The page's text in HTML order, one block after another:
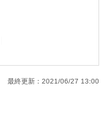
最終更新： 2021/06/27 13:00